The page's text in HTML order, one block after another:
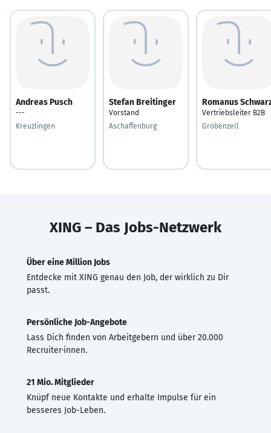
Andreas Pusch
---
Kreuzlingen
Stefan Breitinger
Vorstand
Aschaffenburg
Romanus
Vertriebsleiter B2B
Gröbenzell
XING – Das Jobs-Netzwerk
Über eine Million Jobs
Entdecke mit XING genau den Job, der wirklich zu Dir
passt.
Persönliche Job-Angebote
Lass Dich finden von Arbeitgebern und über 20.000
Recruiter·innen.
21 Mio. Mitglieder
Knüpf neue Kontakte und erhalte Impulse für ein
besseres Job-Leben.